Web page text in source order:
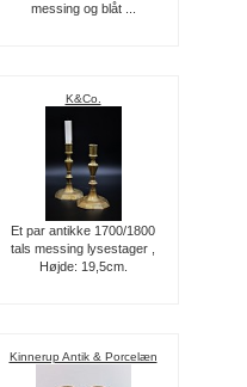
messing og blåt ...
K&Co.
Et par antikke 1700/1800
tals messing lysestager ,
Højde: 19,5cm.
Kinnerup Antik & Porcelæn